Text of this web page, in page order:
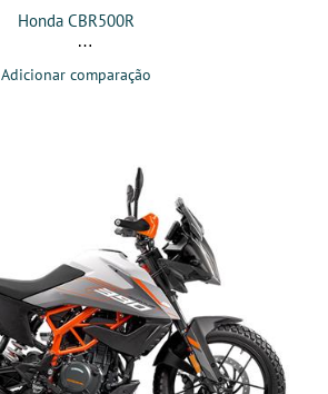
Honda CBR500R
Adicionar comparação